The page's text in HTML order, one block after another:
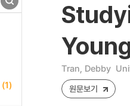
(1)
Tran, Debby
원문보기